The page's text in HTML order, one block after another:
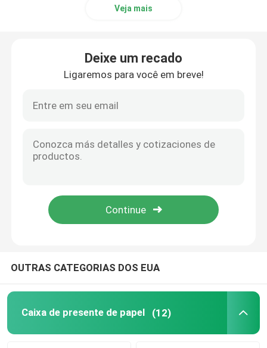
Para casa
Produtos
Veja mais
Deixe um recado
Ligaremos para você em breve!
OUTRAS CATEGORIAS DOS EUA
Caixa de presente de papel (12)